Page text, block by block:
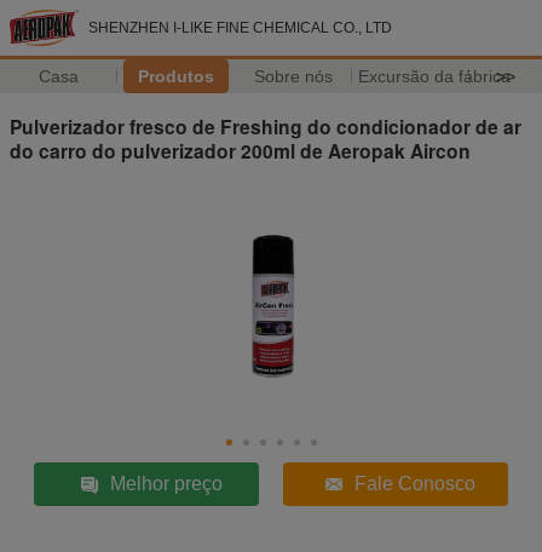
SHENZHEN I-LIKE FINE CHEMICAL CO., LTD
Casa Produtos Sobre nós Excursão da fábrica
>>
Pulverizador fresco de Freshing do condicionador de ar
do carro do pulverizador 200ml de Aeropak Aircon
Melhor preço Fale Conosco